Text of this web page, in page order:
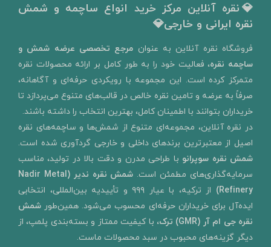
💎نقره آنلاین مرکز خرید انواع ساچمه و شمش
نقره ایرانی و خارجی💎
​فروشگاه نقره آنلاین به‌ عنوان مرجع تخصصی عرضه شمش و
ساچمه نقره، فعالیت خود را به‌ طور کامل بر ارائه محصولات نقره
متمرکز کرده است. این مجموعه با رویکردی حرفه‌ای و آگاهانه،
صرفاً به عرضه و تامین نقره خالص در قالب‌های متنوع می‌پردازد تا
خریداران بتوانند با اطمینان کامل، بهترین انتخاب را داشته باشند.
در نقره آنلاین، مجموعه‌ای متنوع از شمش‌ها و ساچمه‌های نقره
اصیل از معتبرترین برندهای داخلی و خارجی گردآوری شده است.
شمش نقره سوپرانو با طراحی مدرن و دقت بالا در تولید، مناسب
سرمایه‌گذاری‌های مطمئن است. شمش نقره ندیر
(Nadir Metal
Refinery)
از ترکیه، با عیار ۹۹۹ و تأییدیه بین‌المللی، انتخابی
ایده‌آل برای خریداران حرفه‌ای محسوب می‌شود. همین‌طور شمش
نقره جی ام آر (GMR) ترک
، با کیفیت ممتاز و بسته‌بندی پلمپ، از
دیگر گزینه‌های محبوب در سبد محصولات ماست.